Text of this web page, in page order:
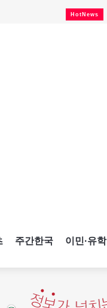
HotNews
주간한국 이민·유학